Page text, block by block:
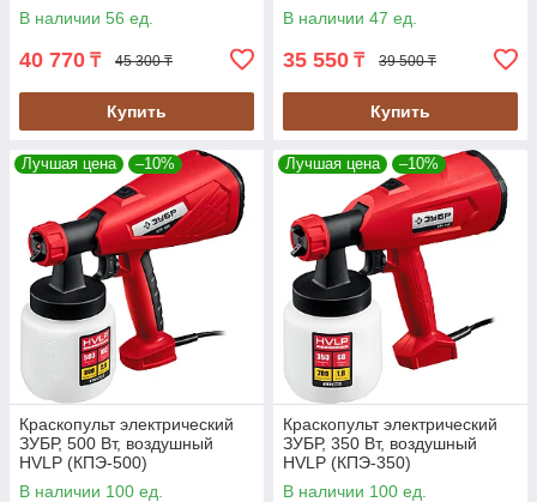
В наличии 56 ед.
40 770 ₸ 45 300 ₸
Купить
В наличии 47 ед.
35 550 ₸ 39 500 ₸
Купить
Лучшая цена –10%
Краскопульт электрический
ЗУБР, 500 Вт, воздушный
HVLP (КПЭ-500)
В наличии 100 ед.
Лучшая цена –10%
Краскопульт электрический
ЗУБР, 350 Вт, воздушный
HVLP (КПЭ-350)
В наличии 100 ед.